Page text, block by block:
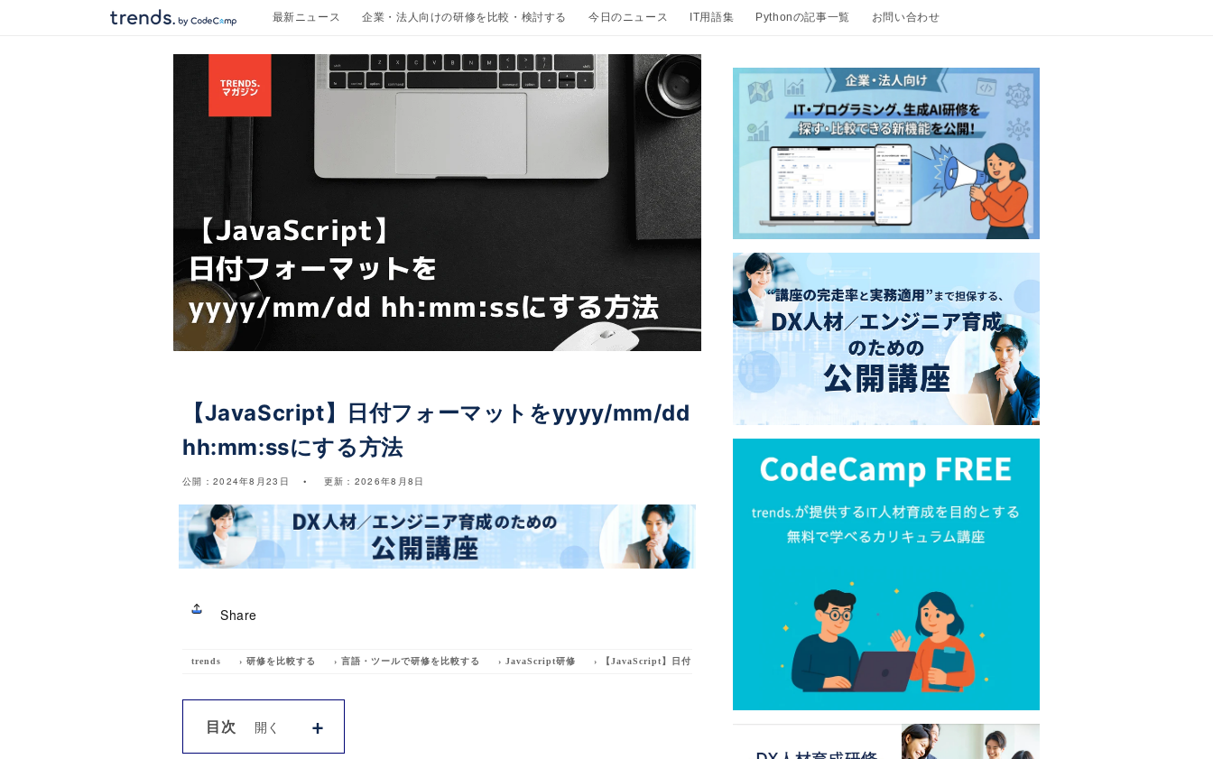
最新ニュース 企業・法人向けの研修を比較・検討する 今日のニュース IT用語集 Pythonの記事一覧 お問い合わせ
【JavaScript】日付フォーマットをyyyy/mm/dd
hh:mm:ssにする方法
公開： 2024年8月23日 更新： 2026年8月8日
Share
trends › 研修を比較する › 言語・ツールで研修を比較する › JavaScript研修 › 【JavaScript】日付フォーマットをyyyy/mm/dd hh:mm:ssにする方法
目次